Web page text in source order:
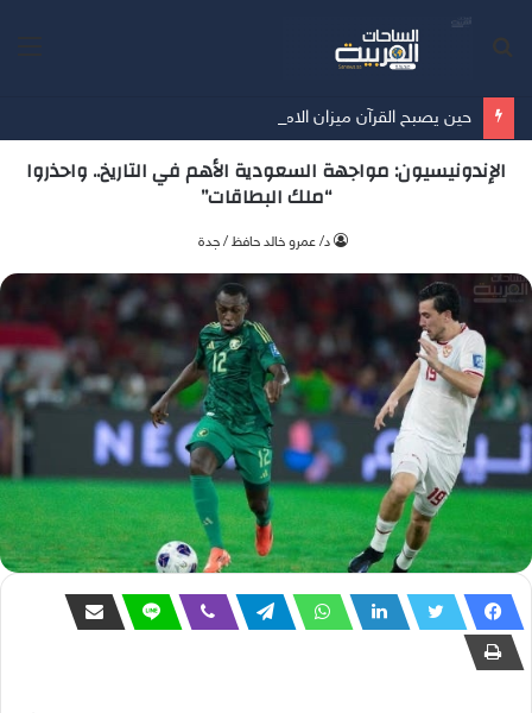
الإندونيسيون: مواجهة السعودية الأهم في التاريخ.. واحذروا
“ملك البطاقات”
د/ عمرو خالد حافظ / جدة